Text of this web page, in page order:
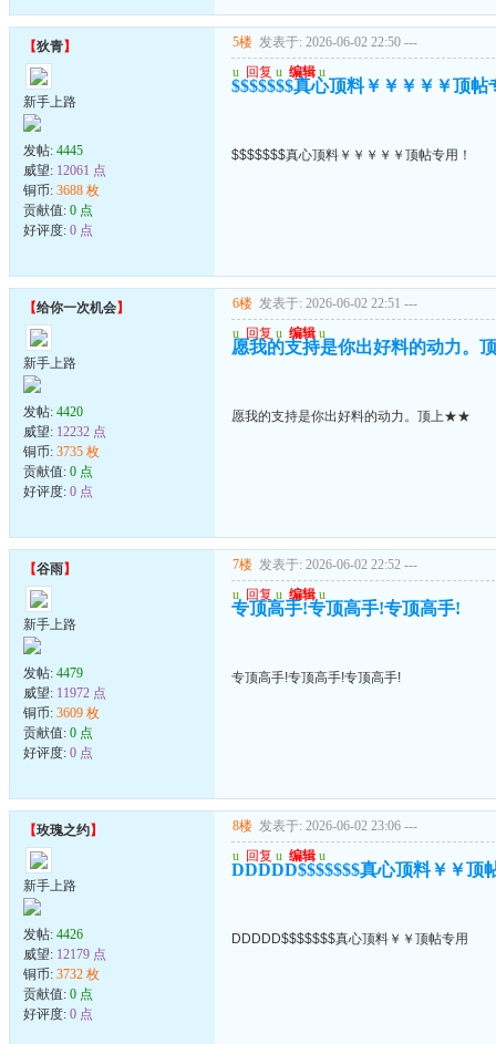
【狄青】
新手上路
发帖: 4445
威望: 12061 点
铜币: 3688 枚
贡献值: 0 点
好评度: 0 点
5楼 发表于: 2026-06-02 22:50 ---
u 回复 u 编辑 u
$$$$$$$真心顶料￥￥￥￥￥顶帖
$$$$$$$真心顶料￥￥￥￥￥顶帖专用！
【给你一次机会】
新手上路
发帖: 4420
威望: 12232 点
铜币: 3735 枚
贡献值: 0 点
好评度: 0 点
6楼 发表于: 2026-06-02 22:51 ---
u 回复 u 编辑 u
愿我的支持是你出好料的动力
愿我的支持是你出好料的动力。顶上★★
【谷雨】
新手上路
发帖: 4479
威望: 11972 点
铜币: 3609 枚
贡献值: 0 点
好评度: 0 点
7楼 发表于: 2026-06-02 22:52 ---
u 回复 u 编辑 u
专顶高手!专顶高手!专顶高手!
专顶高手!专顶高手!专顶高手!
【玫瑰之约】
新手上路
发帖: 4426
威望: 12179 点
铜币: 3732 枚
贡献值: 0 点
好评度: 0 点
8楼 发表于: 2026-06-02 23:06 ---
u 回复 u 编辑 u
DDDDD$$$$$$$真心顶料￥￥顶
DDDDD$$$$$$$真心顶料￥￥顶帖专用